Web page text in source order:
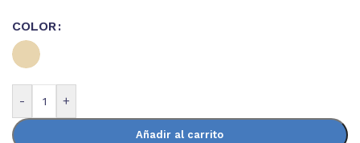
COLOR
- +
Añadir al carrito